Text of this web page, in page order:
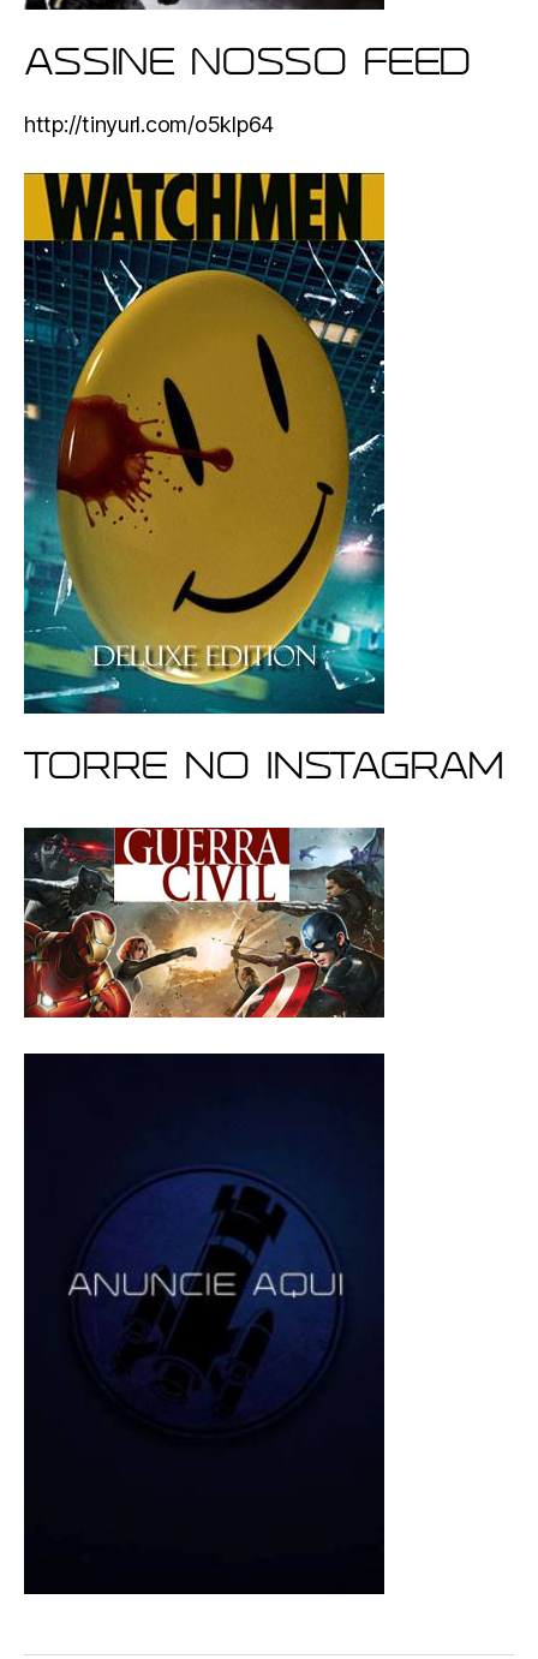
ASSINE NOSSO FEED
http://tinyurl.com/o5klp64
Torre no Instagram